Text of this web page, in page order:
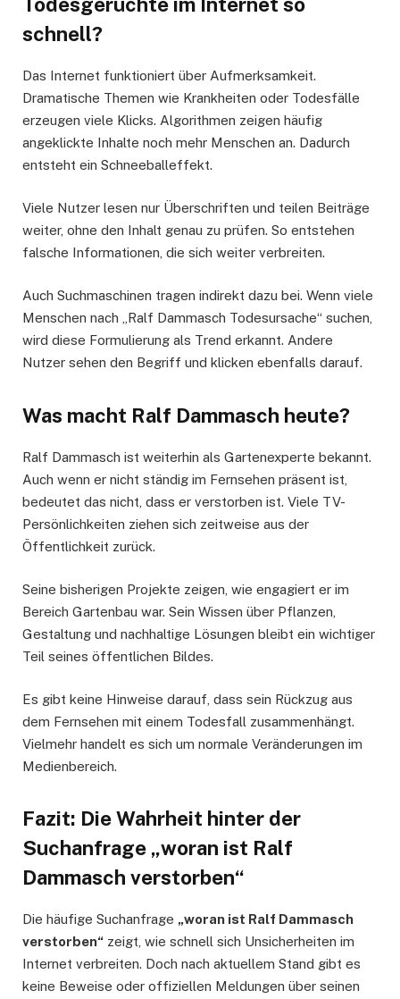
schnell?
Das Internet funktioniert über Aufmerksamkeit.
Dramatische Themen wie Krankheiten oder Todesfälle
erzeugen viele Klicks. Algorithmen zeigen häufig
angeklickte Inhalte noch mehr Menschen an. Dadurch
entsteht ein Schneeballeffekt.
Viele Nutzer lesen nur Überschriften und teilen Beiträge
weiter, ohne den Inhalt genau zu prüfen. So entstehen
falsche Informationen, die sich weiter verbreiten.
Auch Suchmaschinen tragen indirekt dazu bei. Wenn viele
Menschen nach „Ralf Dammasch Todesursache“ suchen,
wird diese Formulierung als Trend erkannt. Andere
Nutzer sehen den Begriff und klicken ebenfalls darauf.
Was macht Ralf Dammasch heute?
Ralf Dammasch ist weiterhin als Gartenexperte bekannt.
Auch wenn er nicht ständig im Fernsehen präsent ist,
bedeutet das nicht, dass er verstorben ist. Viele TV-
Persönlichkeiten ziehen sich zeitweise aus der
Öffentlichkeit zurück.
Seine bisherigen Projekte zeigen, wie engagiert er im
Bereich Gartenbau war. Sein Wissen über Pflanzen,
Gestaltung und nachhaltige Lösungen bleibt ein wichtiger
Teil seines öffentlichen Bildes.
Es gibt keine Hinweise darauf, dass sein Rückzug aus
dem Fernsehen mit einem Todesfall zusammenhängt.
Vielmehr handelt es sich um normale Veränderungen im
Medienbereich.
Fazit: Die Wahrheit hinter der
Suchanfrage „woran ist Ralf
Dammasch verstorben“
Die häufige Suchanfrage „woran ist Ralf Dammasch
verstorben“ zeigt, wie schnell sich Unsicherheiten im
Internet verbreiten. Doch nach aktuellem Stand gibt es
keine Beweise oder offiziellen Meldungen über seinen